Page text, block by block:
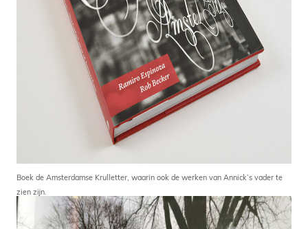
Boek de Amsterdamse Krulletter, waarin ook de werken van Annick’s vader te
zien zijn.